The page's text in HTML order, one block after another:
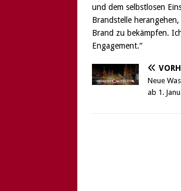
und dem selbstlosen
Brandstelle
Brand zu bekämpfen.
Engagement.“
Neue
ab 1.